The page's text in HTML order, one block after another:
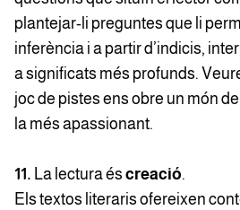
plantejar-li preguntes que li
inferència i a partir d’indicis,
a significats més profunds.
joc de pistes ens obre un món
la més apassionant.
11. La lectura és creació.
Els textos literaris ofereixen